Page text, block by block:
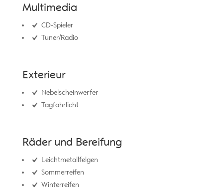
Multimedia
CD-Spieler
Tuner/Radio
Exterieur
Nebelscheinwerfer
Tagfahrlicht
Räder und Bereifung
Leichtmetallfelgen
Sommerreifen
Winterreifen